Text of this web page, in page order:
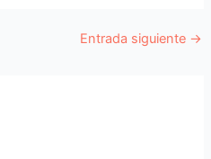
Entrada siguiente →